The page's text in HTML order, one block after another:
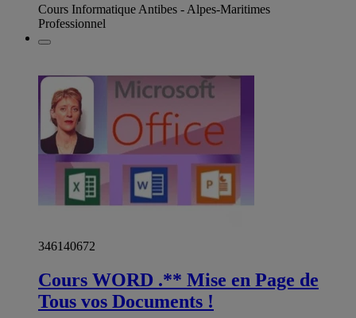
Cours Informatique Antibes - Alpes-Maritimes
Professionnel
346140672
Cours WORD .** Mise en Page de
Tous vos Documents !